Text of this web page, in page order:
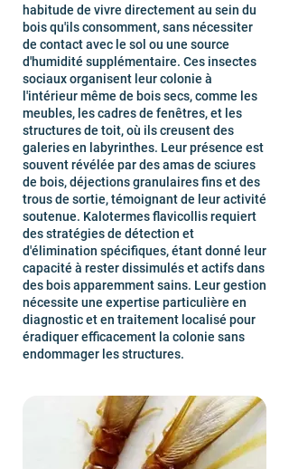
habitude de vivre directement au sein du
bois qu'ils consomment, sans nécessiter
de contact avec le sol ou une source
d'humidité supplémentaire. Ces insectes
sociaux organisent leur colonie à
l'intérieur même de bois secs, comme les
meubles, les cadres de fenêtres, et les
structures de toit, où ils creusent des
galeries en labyrinthes. Leur présence est
souvent révélée par des amas de sciures
de bois, déjections granulaires fins et des
trous de sortie, témoignant de leur activité
soutenue. Kalotermes flavicollis requiert
des stratégies de détection et
d'élimination spécifiques, étant donné leur
capacité à rester dissimulés et actifs dans
des bois apparemment sains. Leur gestion
nécessite une expertise particulière en
diagnostic et en traitement localisé pour
éradiquer efficacement la colonie sans
endommager les structures.